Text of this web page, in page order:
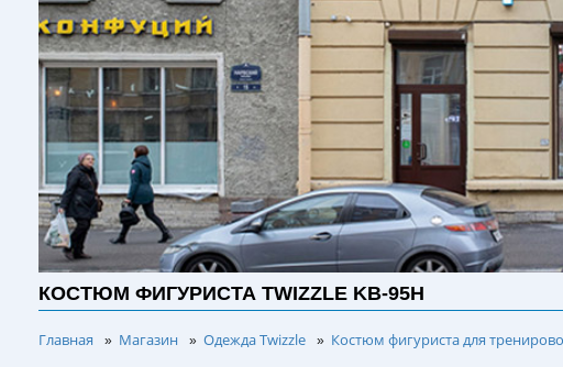
КОСТЮМ ФИГУРИСТА TWIZZLE KB-95H
Главная » Магазин » Одежда Twizzle » Костюм фигуриста для